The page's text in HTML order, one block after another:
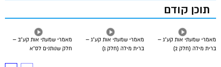
תוכן קודם
מאמרי שמעתי אות קע”ב –
חלק שנותנים לס”א
מאמרי שמעתי אות קע”ג –
ברית מילה (חלק 1)
מאמרי שמעתי אות קע”ג –
ברית מילה (חלק 2)